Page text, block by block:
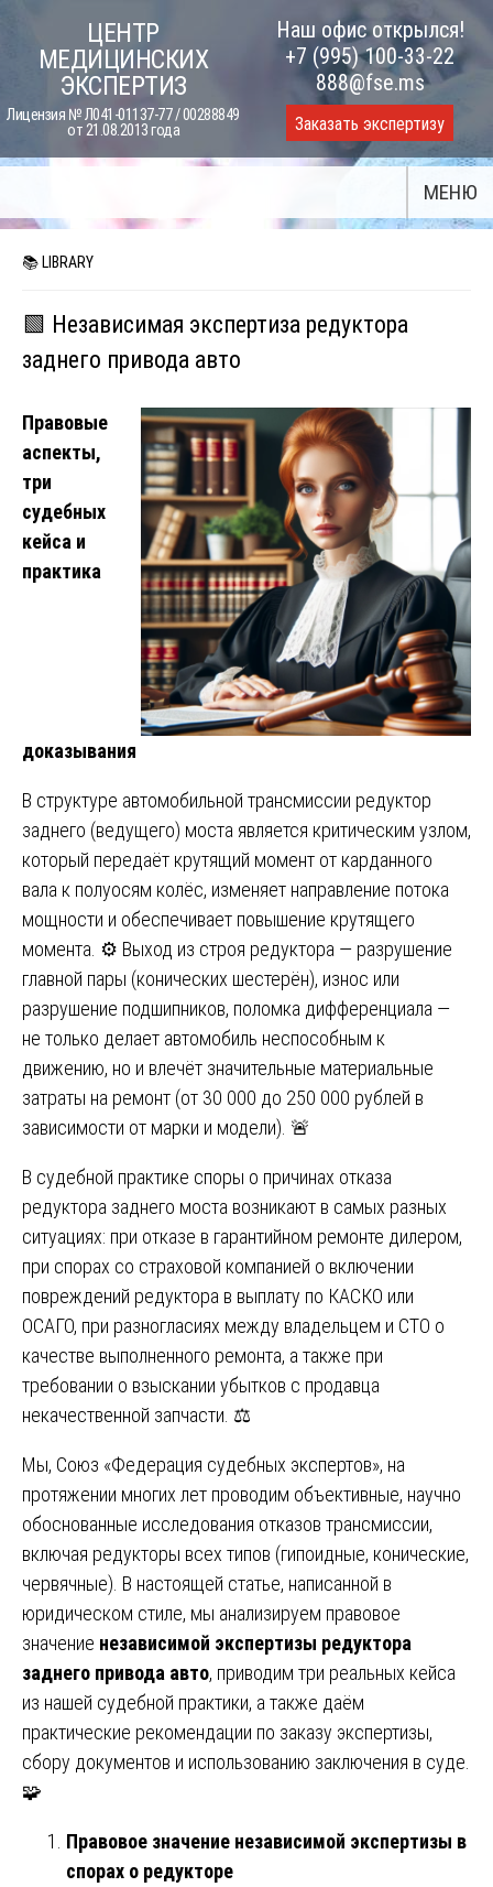
content
ЦЕНТР
МЕДИЦИНСКИХ
ЭКСПЕРТИЗ
Лицензия № Л041-01137-77 / 00288849
от 21.08.2013 года
Наш офис открылся!
+7 (995) 100-33-22
888@fse.ms
Заказать экспертизу
МЕНЮ
📚 LIBRARY
🟩 Независимая экспертиза редуктора
заднего привода авто
Правовые
аспекты,
три
судебных
кейса и
практика
доказывания
В структуре автомобильной трансмиссии редуктор
заднего (ведущего) моста является критическим узлом,
который передаёт крутящий момент от карданного
вала к полуосям колёс, изменяет направление потока
мощности и обеспечивает повышение крутящего
момента. ⚙️ Выход из строя редуктора — разрушение
главной пары (конических шестерён), износ или
разрушение подшипников, поломка дифференциала —
не только делает автомобиль неспособным к
движению, но и влечёт значительные материальные
затраты на ремонт (от 30 000 до 250 000 рублей в
зависимости от марки и модели). 🚨
В судебной практике споры о причинах отказа
редуктора заднего моста возникают в самых разных
ситуациях: при отказе в гарантийном ремонте дилером,
при спорах со страховой компанией о включении
повреждений редуктора в выплату по КАСКО или
ОСАГО, при разногласиях между владельцем и СТО о
качестве выполненного ремонта, а также при
требовании о взыскании убытков с продавца
некачественной запчасти. ⚖️
Мы, Союз «Федерация судебных экспертов», на
протяжении многих лет проводим объективные, научно
обоснованные исследования отказов трансмиссии,
включая редукторы всех типов (гипоидные, конические,
червячные). В настоящей статье, написанной в
юридическом стиле, мы анализируем правовое
значение независимой экспертизы редуктора
заднего привода авто, приводим три реальных кейса
из нашей судебной практики, а также даём
практические рекомендации по заказу экспертизы,
сбору документов и использованию заключения в суде.
🧩
Правовое значение независимой экспертизы в
спорах о редукторе